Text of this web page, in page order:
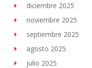
diciembre 2025
noviembre 2025
septiembre 2025
agosto 2025
julio 2025